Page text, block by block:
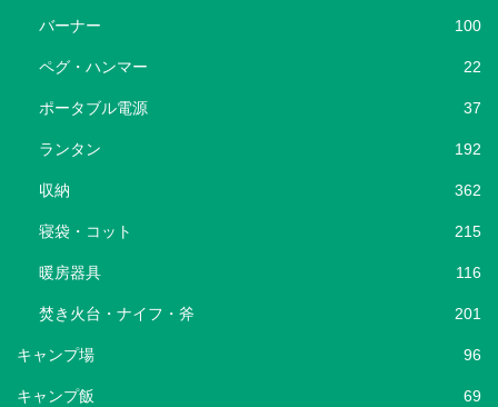
バーナー 100
ペグ・ハンマー 22
ポータブル電源 37
ランタン 192
収納 362
寝袋・コット 215
暖房器具 116
焚き火台・ナイフ・斧 201
キャンプ場 96
キャンプ飯 69